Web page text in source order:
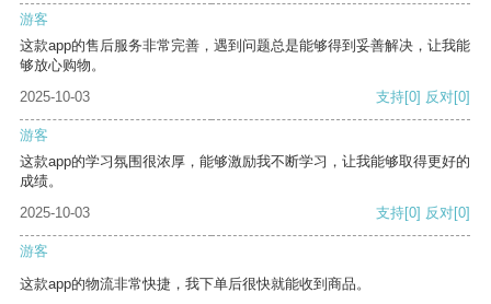
游客
这款app的售后服务非常完善，遇到问题总是能够得到妥善解决，让我能
够放心购物。
2025-10-03
支持[0] 反对[0]
游客
这款app的学习氛围很浓厚，能够激励我不断学习，让我能够取得更好的
成绩。
2025-10-03
支持[0] 反对[0]
游客
这款app的物流非常快捷，我下单后很快就能收到商品。